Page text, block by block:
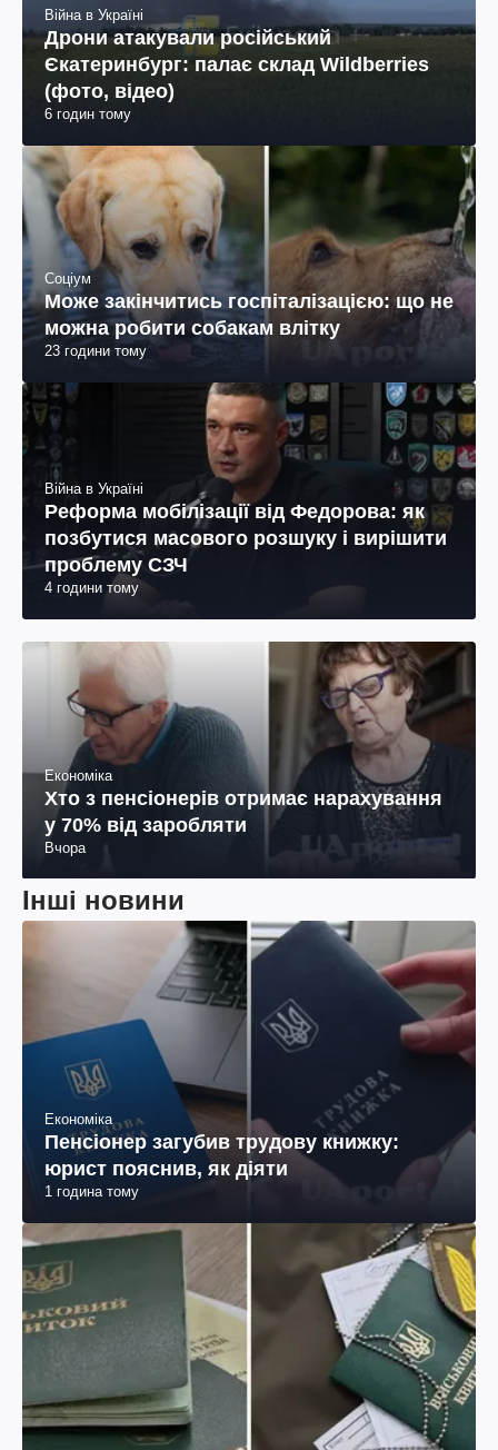
Війна в Україні
Дрони атакували російський
Єкатеринбург: палає склад Wildberries
(фото, відео)
6 годин тому
Соціум
Може закінчитись госпіталізацією: що не
можна робити собакам влітку
23 години тому
Війна в Україні
Реформа мобілізації від Федорова: як
позбутися масового розшуку і вирішити
проблему СЗЧ
4 години тому
Економіка
Хто з пенсіонерів отримає нарахування
у 70% від заробляти
Вчора
Інші новини
Економіка
Пенсіонер загубив трудову книжку:
юрист пояснив, як діяти
1 година тому